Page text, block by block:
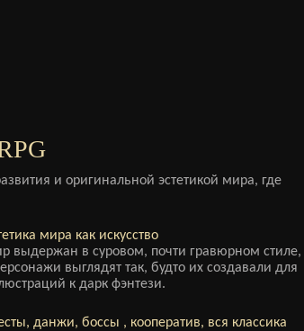
и оригинальной эстетикой мира, где
мира как искусство
выдержан в суровом, почти гравюрном стиле,
выглядят так, будто их создавали для
к дарк фэнтези.
данжи, боссы , кооператив, вся классика